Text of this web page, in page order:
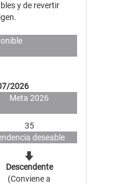
y de revertir
2026
Meta 2026
35
deseable
Descendente
(Conviene a